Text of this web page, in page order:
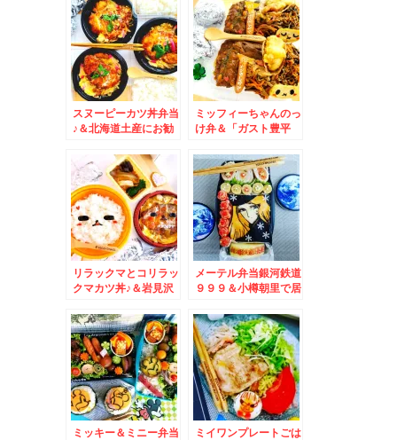
♪ラムバーグ一押
し！！！
スヌーピーカツ丼弁当
♪＆北海道土産にお勧
「柳月」さんの「オタ
ルト」(*´艸`*)
ミッフィーちゃんのっ
け弁＆「ガスト豊平
っぷりカレーうどん九
条ネギ入り」が懐かし
く美味しいお味(*´艸
`*)
リラックマとコリラッ
クマカツ丼♪＆岩見沢
林」さんの「もつそ
ば」♪もつもかしわも
たっぷり(*´艸`*)
メーテル弁当銀河鉄道
９９９＆小樽朝里で居
うみねこ」さんでは保
護猫譲渡もされてます
♪
ミッキー＆ミニー弁当
ミイワンプレートごは